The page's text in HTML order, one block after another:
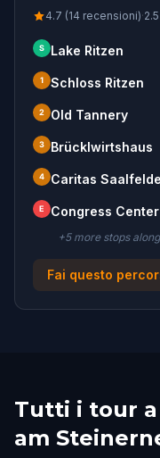
4.7 (14 recensioni)·2.5
S Lake Ritzen
1 Schloss Ritzen
2 Old Tannery
3 Brücklwirtshaus
4 Caritas
E Congress Center
+5more stops
Fai questo
Tutti i tour
am